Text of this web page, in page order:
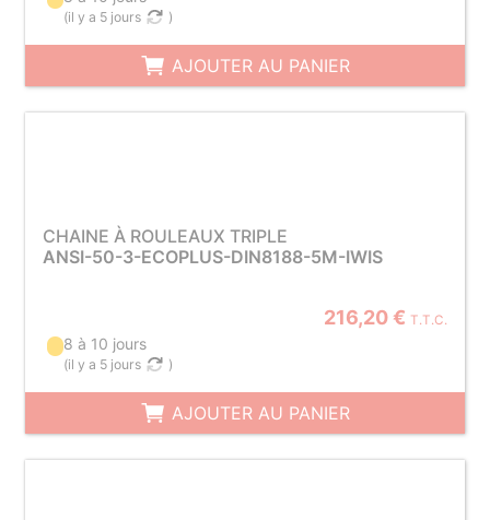
(il y a 5 jours )
AJOUTER AU PANIER
CHAINE À ROULEAUX TRIPLE
ANSI-50-3-ECOPLUS-DIN8188-5M-IWIS
216,20 € T.T.C.
8 à 10 jours
(il y a 5 jours )
AJOUTER AU PANIER